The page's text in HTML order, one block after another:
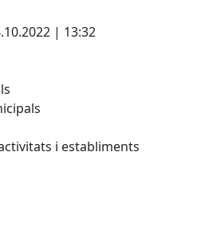
| 13:32
i establiments